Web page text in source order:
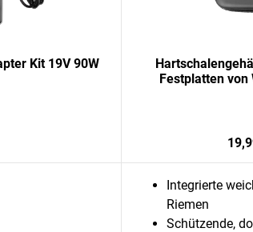
Kit 19V 90W
Festplatten von
Integrierte
Riemen
Schützende,